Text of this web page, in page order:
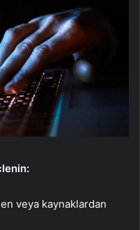
veya kaynaklardan